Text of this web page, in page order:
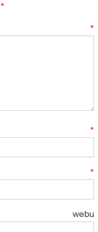
*
*
*
*
webu